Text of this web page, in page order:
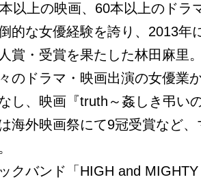
以上の映画、60本以上のドラ
的な女優経験を誇り、2013年
賞・受賞を果たした林田麻里
のドラマ・映画出演の女優業
し、映画『truth～姦しき弔い
海外映画祭にて9冠受賞など
クバンド「HIGH and